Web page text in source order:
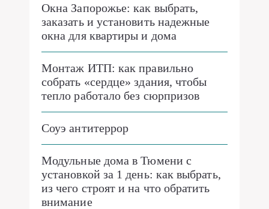
Окна Запорожье: как выбрать,
заказать и установить надежные
окна для квартиры и дома
Монтаж ИТП: как правильно
собрать «сердце» здания, чтобы
тепло работало без сюрпризов
Соуэ антитеррор
Модульные дома в Тюмени с
установкой за 1 день: как выбрать,
из чего строят и на что обратить
внимание